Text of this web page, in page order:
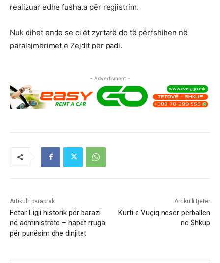
realizuar edhe fushata për regjistrim.
Nuk dihet ende se cilët zyrtarë do të përfshihen në
paralajmërimet e Zejdit për padi.
- Advertisment -
Artikulli paraprak
Fetai: Ligji historik për barazi
në administratë – hapet rruga
për punësim dhe dinjitet
Artikulli tjetër
Kurti e Vuçiq nesër përballen
në Shkup